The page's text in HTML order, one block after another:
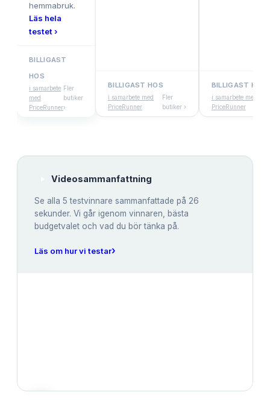
hemmabruk.
Läs hela
testet ›
BILLIGAST
HOS
i samarbete
med
PriceRunner
Fler
butiker
›
BILLIGAST HOS
i samarbete med
PriceRunner
Fler
butiker ›
BILLIGAST HOS
i samarbete med
PriceRunner
Videosammanfattning
Se alla 5 testvinnare sammanfattade på 26
sekunder. Vi går igenom vinnaren, bästa
budgetvalet och vad du bör tänka på.
Läs om hur vi testar›